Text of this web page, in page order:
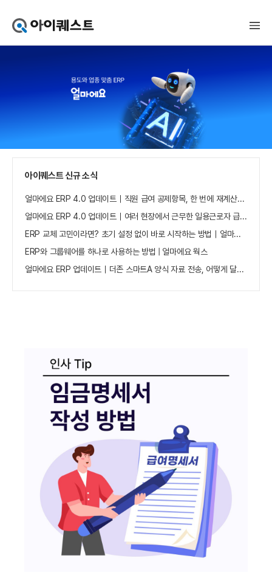
퀘
얼
마
가
기
아이퀘스트 신규 소식
얼마에요 ERP 4.0 업데이트｜직원 급여 공제항목, 한 번에 재계산하세요
얼마에요 ERP 4.0 업데이트｜여러 현장에서 근무한 일용근로자 급여, 현장별로 선택 수집하세요
ERP 교체 고민이라면? 초기 설정 없이 바로 시작하는 방법｜얼마에요 ERP
ERP와 그룹웨어를 하나로 사용하는 방법 | 얼마에요 웍스
얼마에요 ERP 업데이트｜더존 스마트A 양식 자료 전송, 어떻게 달라졌나요?